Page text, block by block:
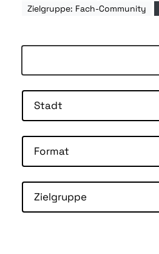
Zielgruppe: Fach-Community
Stadt
Format
Zielgruppe